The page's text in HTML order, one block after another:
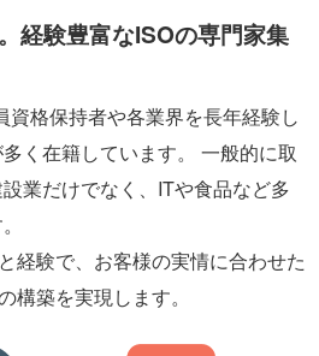
経験豊富なISOの専門家集
資格保持者や各業界を長年経験し
く在籍しています。 一般的に取
業だけでなく、ITや食品など多
経験で、お客様の実情に合わせた
構築を実現します。